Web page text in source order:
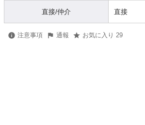
直接/仲介 直接
注意事項 通報 お気に入り 29